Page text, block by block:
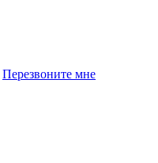
Перезвоните мне